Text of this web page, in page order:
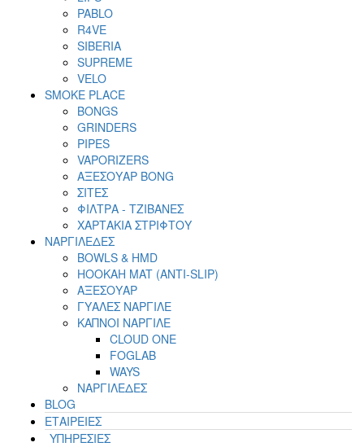
PABLO
R4VE
SIBERIA
SUPREME
VELO
SMOKE PLACE
BONGS
GRINDERS
PIPES
VAPORIZERS
ΑΞΕΣΟΥΑΡ BONG
ΣΙΤΕΣ
ΦΙΛΤΡΑ - ΤΖΙΒΑΝΕΣ
ΧΑΡΤΑΚΙΑ ΣΤΡΙΦΤΟΥ
ΝΑΡΓΙΛΕΔΕΣ
BOWLS & HMD
HOOKAH MAT (ANTI-SLIP)
ΑΞΕΣΟΥΑΡ
ΓΥΑΛΕΣ ΝΑΡΓΙΛΕ
ΚΑΠΝΟΙ ΝΑΡΓΙΛΕ
CLOUD ONE
FOGLAB
WAYS
ΝΑΡΓΙΛΕΔΕΣ
BLOG
ΕΤΑΙΡΕΙΕΣ
ΥΠΗΡΕΣΙΕΣ